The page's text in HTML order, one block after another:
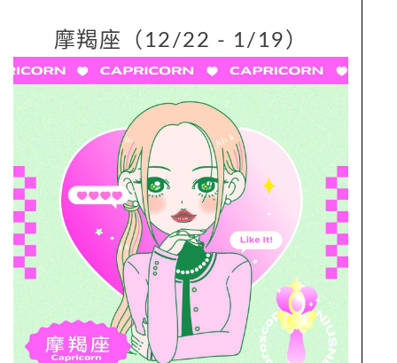
摩羯座（12/22 - 1/19）